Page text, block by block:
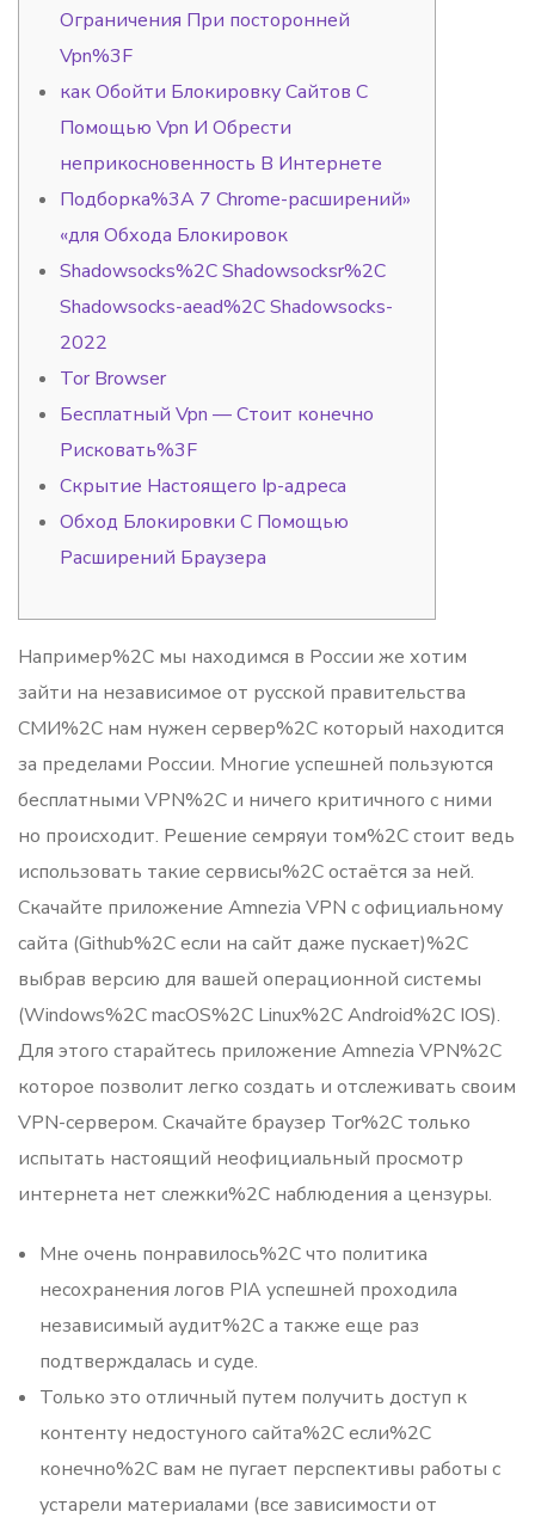
Ограничения При посторонней
Vpn%3F
как Обойти Блокировку Сайтов С
Помощью Vpn И Обрести
неприкосновенность В Интернете
Подборка%3A 7 Chrome-расширений»
«для Обхода Блокировок
Shadowsocks%2C Shadowsocksr%2C
Shadowsocks-aead%2C Shadowsocks-
2022
Tor Browser
Бесплатный Vpn — Стоит конечно
Рисковать%3F
Скрытие Настоящего Ip-адреса
Обход Блокировки С Помощью
Расширений Браузера
Например%2C мы находимся в России же хотим
зайти на независимое от русской правительства
СМИ%2C нам нужен сервер%2C который находится
за пределами России. Многие успешней пользуются
бесплатными VPN%2C и ничего критичного с ними
но происходит. Решение семряуи том%2C стоит ведь
использовать такие сервисы%2C остаётся за ней.
Скачайте приложение Amnezia VPN с официальному
сайта (Github%2C если на сайт даже пускает)%2C
выбрав версию для вашей операционной системы
(Windows%2C macOS%2C Linux%2C Android%2C IOS).
Для этого старайтесь приложение Amnezia VPN%2C
которое позволит легко создать и отслеживать своим
VPN-сервером. Скачайте браузер Tor%2C только
испытать настоящий неофициальный просмотр
интернета нет слежки%2C наблюдения а цензуры.
Мне очень понравилось%2C что политика
несохранения логов PIA успешней проходила
независимый аудит%2C а также еще раз
подтверждалась и суде.
Только это отличный путем получить доступ к
контенту недостуного сайта%2C если%2C
конечно%2C вам не пугает перспективы работы с
устарели материалами (все зависимости от